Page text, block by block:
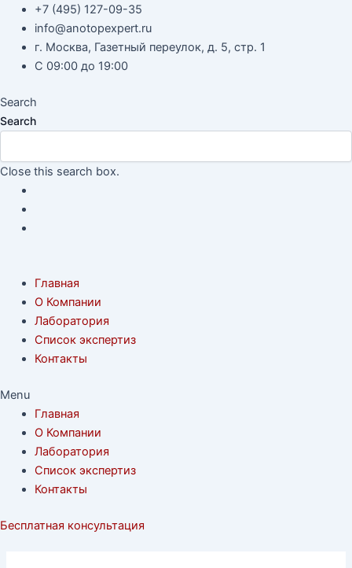
Перейти
содержимому
+7 (495) 127-09-35
info@anotopexpert.ru
г. Москва, Газетный переулок, д. 5, стр. 1
С 09:00 до 19:00
Search
Search
Close this search box.
Главная
О Компании
Лаборатория
Список экспертиз
Контакты
Menu
Главная
О Компании
Лаборатория
Список экспертиз
Контакты
Бесплатная консультация
Навигация
записям